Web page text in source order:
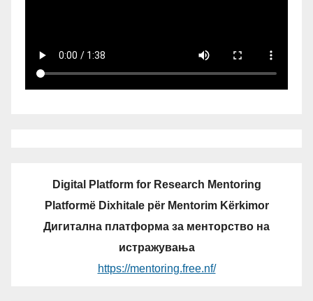
Digital Platform for Research Mentoring
Platformë Dixhitale për Mentorim Kërkimor
Дигитална платформа за менторство на
истражувања
https://mentoring.free.nf/